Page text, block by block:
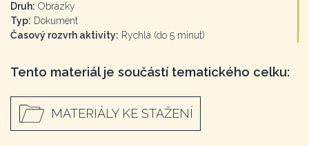
Druh: Obrázky
Typ: Dokument
Časový rozvrh aktivity: Rychlá (do 5 minut)
Tento materiál je součástí tematického celku:
MATERIÁLY KE STAŽENÍ